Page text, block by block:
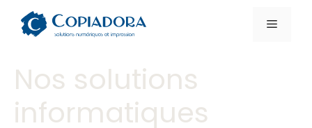
contenu
Menu
Nos solutions
informatiques